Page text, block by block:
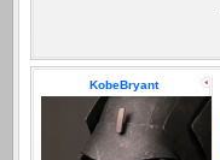
KobeBryant